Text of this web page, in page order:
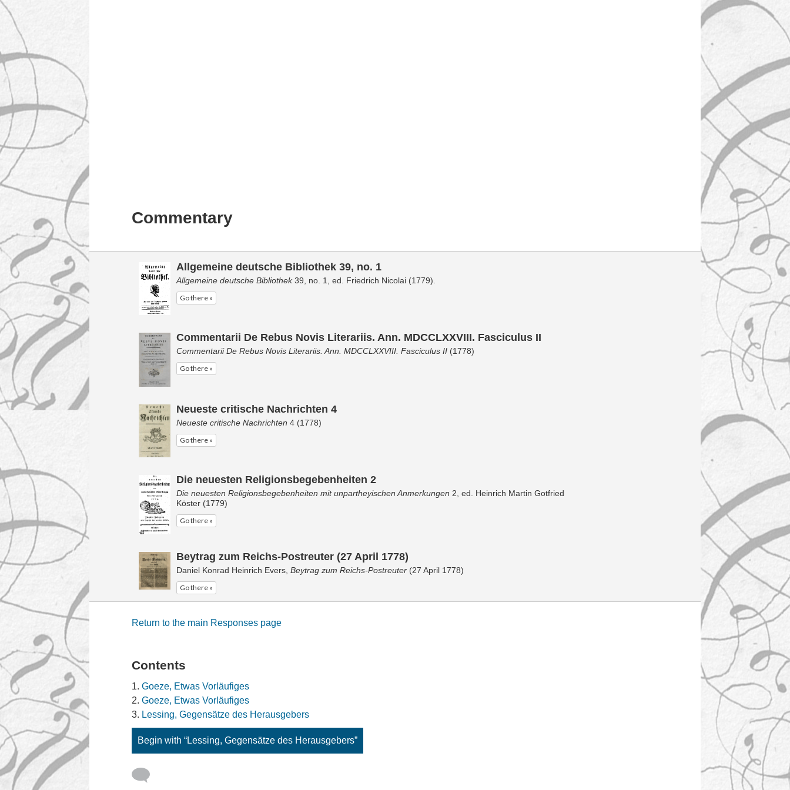
Commentary
Allgemeine deutsche Bibliothek 39, no. 1
Allgemeine deutsche Bibliothek39, no. 1, ed. Friedrich Nicolai (1779).
Go there »
Commentarii De Rebus Novis Literariis. Ann. MDCCLXXVIII. Fasciculus II
Commentarii De Rebus Novis Literariis. Ann. MDCCLXXVIII. Fasciculus II (1778)
Go there »
Neueste critische Nachrichten 4
Neueste critische Nachrichten 4 (1778)
Go there »
Die neuesten Religionsbegebenheiten 2
Die neuesten Religionsbegebenheiten mit unpartheyischen Anmerkungen 2, ed. Heinrich Martin Gotfried
Köster (1779)
Go there »
Beytrag zum Reichs-Postreuter (27 April 1778)
Daniel Konrad Heinrich Evers, Beytrag zum Reichs-Postreuter (27 April 1778)
Go there »
Return to the main Responses page
Contents
Goeze, Etwas Vorläufiges
Goeze, Etwas Vorläufiges
Lessing, Gegensätze des Herausgebers
Begin with “Lessing, Gegensätze des Herausgebers”